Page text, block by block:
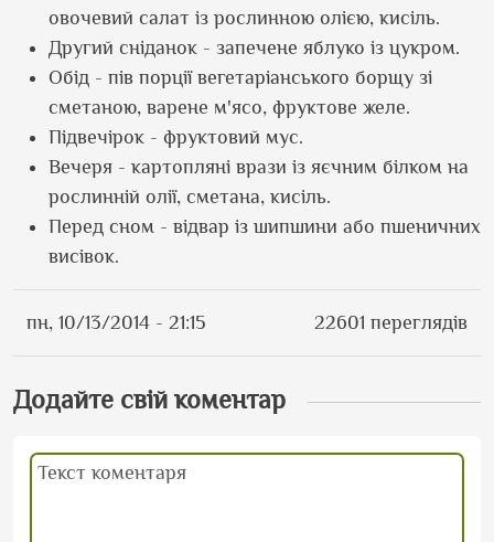
овочевий салат із рослинною олією, кисіль.
Другий сніданок - запечене яблуко із цукром.
Обід - пів порції вегетаріанського борщу зі
сметаною, варене м'ясо, фруктове желе.
Підвечірок - фруктовий мус.
Вечеря - картопляні врази із яєчним білком на
рослинній олії, сметана, кисіль.
Перед сном - відвар із шипшини або пшеничних
висівок.
пн, 10/13/2014 - 21:15 22601 переглядів
Додайте свій коментар